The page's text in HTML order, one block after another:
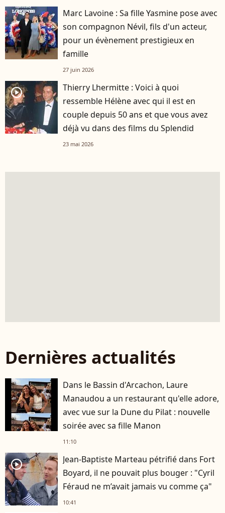
Marc Lavoine : Sa fille Yasmine pose avec
son compagnon Névil, fils d'un acteur,
pour un évènement prestigieux en
famille
27 juin 2026
player2
Thierry Lhermitte : Voici à quoi
ressemble Hélène avec qui il est en
couple depuis 50 ans et que vous avez
déjà vu dans des films du Splendid
23 mai 2026
Dernières actualités
Dans le Bassin d'Arcachon, Laure
Manaudou a un restaurant qu'elle adore,
avec vue sur la Dune du Pilat : nouvelle
soirée avec sa fille Manon
11:10
player2
Jean-Baptiste Marteau pétrifié dans Fort
Boyard, il ne pouvait plus bouger : "Cyril
Féraud ne m’avait jamais vu comme ça"
10:41